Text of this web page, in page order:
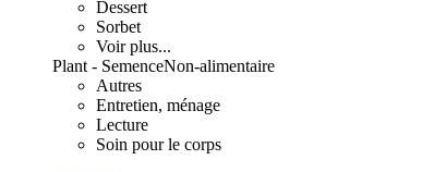
Dessert
Sorbet
Voir plus...
Plant - SemenceNon-alimentaire
Autres
Entretien, ménage
Lecture
Soin pour le corps